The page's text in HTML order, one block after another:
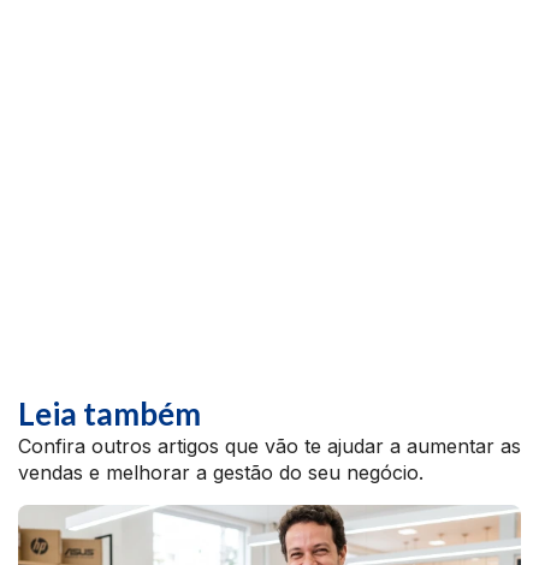
Leia também
Confira outros artigos que vão te ajudar a aumentar as
vendas e melhorar a gestão do seu negócio.